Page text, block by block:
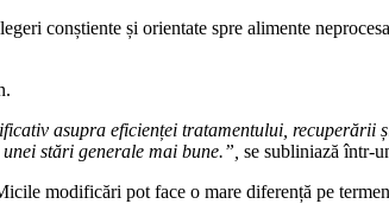
conștiente și orientate spre alimente
asupra eficienței tratamentului,
stări generale mai bune.”, se subliniază într-
modificări pot face o mare diferență pe